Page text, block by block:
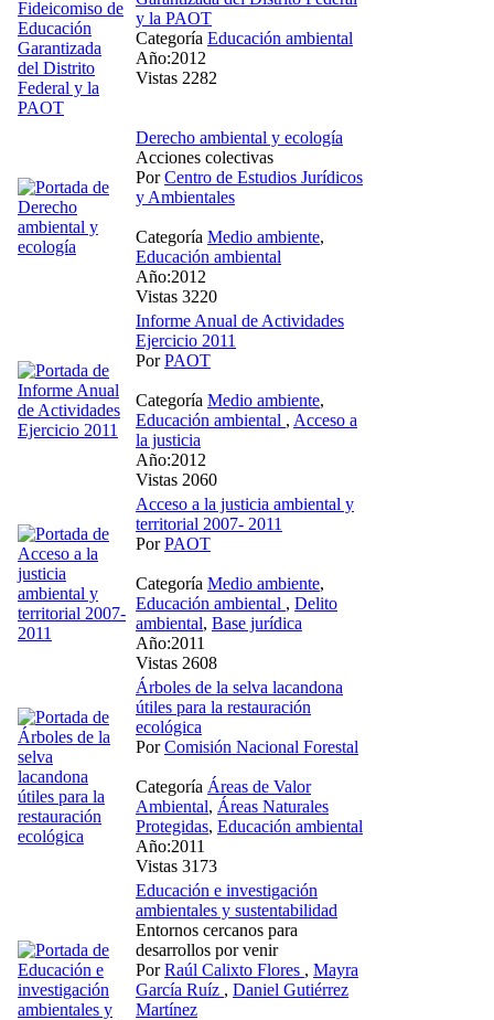
y la PAOT
Categoría Educación ambiental
Año:2012
Vistas 2282
Derecho ambiental y ecología
Acciones colectivas
PorCentro de Estudios Jurídicos
y Ambientales
Categoría Medio ambiente,
Educación ambiental
Año:2012
Vistas 3220
Informe Anual de Actividades
Ejercicio 2011
PorPAOT
Categoría Medio ambiente,
Educación ambiental , Acceso a
la justicia
Año:2012
Vistas 2060
Acceso a la justicia ambiental y
territorial 2007- 2011
PorPAOT
Categoría Medio ambiente,
Educación ambiental , Delito
ambiental, Base jurídica
Año:2011
Vistas 2608
Árboles de la selva lacandona
útiles para la restauración
ecológica
PorComisión Nacional Forestal
Categoría Áreas de Valor
Ambiental, Áreas Naturales
Protegidas, Educación ambiental
Año:2011
Vistas 3173
Educación e investigación
ambientales y sustentabilidad
Entornos cercanos para
desarrollos por venir
PorRaúl Calixto Flores , Mayra
García Ruíz , Daniel Gutiérrez
Martínez